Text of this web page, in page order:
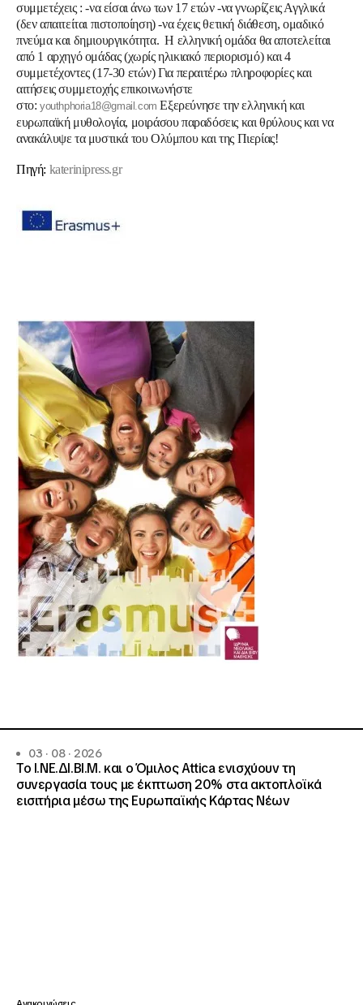
συμμετέχεις : -να είσαι άνω των 17 ετών -να γνωρίζεις Αγγλικά
(δεν απαιτείται πιστοποίηση) -να έχεις θετική διάθεση, ομαδικό
πνεύμα και δημιουργικότητα.Η ελληνική ομάδα θα αποτελείται
από 1 αρχηγό ομάδας (χωρίς ηλικιακό περιορισμό) και 4
συμμετέχοντες (17-30 ετών)Για περαιτέρω πληροφορίες και
αιτήσεις συμμετοχής επικοινωνήστε
στο:youthphoria18@gmail.com Εξερεύνησε την ελληνική και
ευρωπαϊκή μυθολογία, μοιράσου παραδόσεις και θρύλους και να
ανακάλυψε τα μυστικά του Ολύμπου και της Πιερίας!
Πηγή: katerinipress.gr
03 · 08 · 2026
Το Ι.ΝΕ.ΔΙ.ΒΙ.Μ. και o Όμιλος Attica ενισχύουν τη
συνεργασία τους με έκπτωση 20% στα ακτοπλοϊκά
εισιτήρια μέσω της Ευρωπαϊκής Κάρτας Νέων